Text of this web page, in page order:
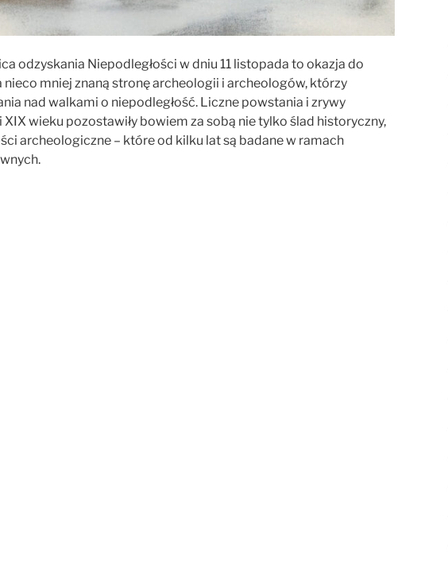
odzyskania Niepodległości w dniu 11 listopada to okazja do
nieco mniej znaną stronę archeologii i archeologów, którzy
nad walkami o niepodległość. Liczne powstania i zrywy
wieku pozostawiły bowiem za sobą nie tylko ślad historyczny,
archeologiczne – które od kilku lat są badane w ramach